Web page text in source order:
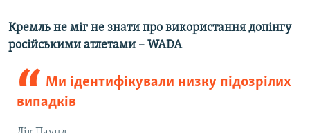
Кремль не міг не знати про використання допінгу
російськими атлетами – WADA
Ми ідентифікували низку підозрілих
випадків